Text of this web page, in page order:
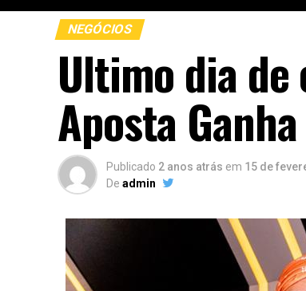
NEGÓCIOS
Ultimo dia de
Aposta
Publicado 2 anos atrás em 15 de
De admin